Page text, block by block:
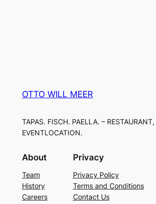
OTTO WILL MEER
TAPAS. FISCH. PAELLA. –
EVENTLOCATION.
About
Team
History
Careers
Privacy
Privacy Policy
Terms and Conditions
Contact Us